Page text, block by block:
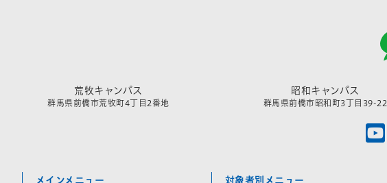
荒牧キャンパス
群馬県前橋市荒牧町4丁目2番地
昭和キャンパス
群馬県前橋市昭和町3丁目39-22
メインメニュー 対象者別メニュー